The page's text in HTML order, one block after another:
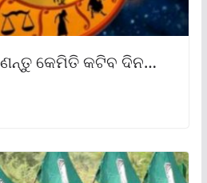
କେମିତି କଟିବ ଦିନ…